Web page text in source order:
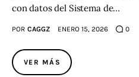
con datos del Sistema de…
POR CAGGZ ENERO 15, 2026 0
VER MÁS